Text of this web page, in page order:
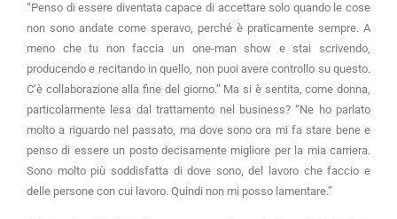
“Penso di essere diventata capace di accettare solo quando le cose
non sono andate come speravo, perché è praticamente sempre. A
meno che tu non faccia un one-man show e stai scrivendo,
producendo e recitando in quello, non puoi avere controllo su questo.
C’è collaborazione alla fine del giorno.” Ma si è sentita, come donna,
particolarmente lesa dal trattamento nel business? “Ne ho parlato
molto a riguardo nel passato, ma dove sono ora mi fa stare bene e
penso di essere un posto decisamente migliore per la mia carriera.
Sono molto più soddisfatta di dove sono, del lavoro che faccio e
delle persone con cui lavoro. Quindi non mi posso lamentare.”